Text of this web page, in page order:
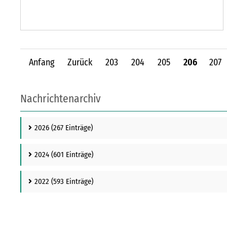
Anfang Zurück 203 204 205 206 207
Nachrichtenarchiv
2026 (267 Einträge)
2024 (601 Einträge)
2022 (593 Einträge)